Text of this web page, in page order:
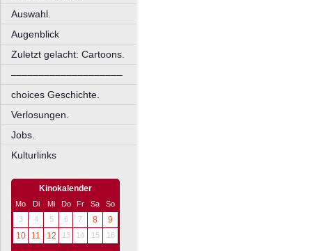
Auswahl.
Augenblick
Zuletzt gelacht: Cartoons.
––––––––––––––––––––
choices Geschichte.
Verlosungen.
Jobs.
Kulturlinks
Kinokalender
Mo Di Mi Do Fr Sa
So
3
4 5 6 7 8
9
10
11 12 13 14 15 16